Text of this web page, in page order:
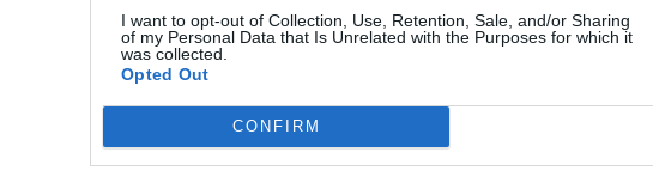
I want to opt-out of Collection, Use, Retention, Sale, and/or Sharing
of my Personal Data that Is Unrelated with the Purposes for which it
was collected.
Opted Out
CONFIRM
salvi per diritto e